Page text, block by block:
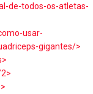
de-todos-os-atletas-
usar-
gigantes/>